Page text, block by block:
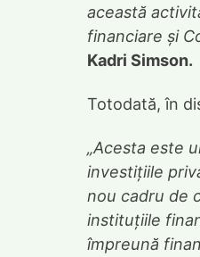
această
financiare și
Kadri Simson.
Totodată, în
„Acesta este
investițiile
nou cadru de
instituțiile
împreună